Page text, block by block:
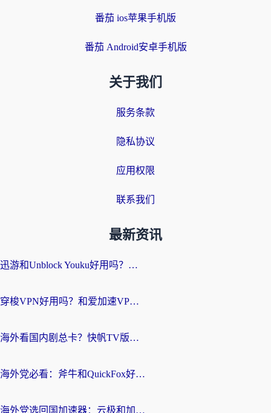
番茄 ios苹果手机版
番茄 Android安卓手机版
关于我们
服务条款
隐私协议
应用权限
联系我们
最新资讯
迅游和Unblock Youku好用吗？海外党亲测：3个维度教你选对回国加速器
穿梭VPN好用吗？和爱加速VPN对比哪个回国效果更好？海外党必看的实用指南
海外看国内剧总卡？快帆TV版VPN好用吗？和海牛VPN对比哪个回国效果更好？
海外党必看：斧牛和QuickFox好用吗？3步选对回国加速器，无缝刷国内剧玩游戏
海外党选回国加速器：云极和加速喵哪个好？附3款热门工具实测对比